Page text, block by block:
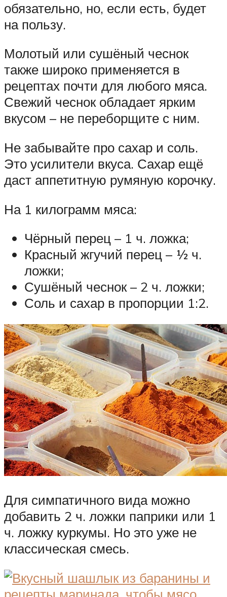
обязательно, но, если есть, будет
на пользу.
Молотый или сушёный чеснок
также широко применяется в
рецептах почти для любого мяса.
Свежий чеснок обладает ярким
вкусом – не переборщите с ним.
Не забывайте про сахар и соль.
Это усилители вкуса. Сахар ещё
даст аппетитную румяную корочку.
На 1 килограмм мяса:
Чёрный перец – 1 ч. ложка;
Красный жгучий перец – ½ ч.
ложки;
Сушёный чеснок – 2 ч. ложки;
Соль и сахар в пропорции 1:2.
Для симпатичного вида можно
добавить 2 ч. ложки паприки или 1
ч. ложку куркумы. Но это уже не
классическая смесь.